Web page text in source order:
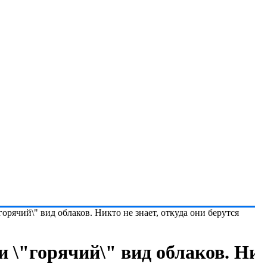
вид облаков. Никто не знает, откуда они берутся
вид облаков.